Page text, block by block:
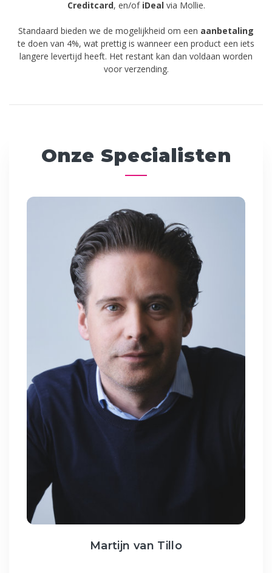
Creditcard, en/of iDeal via Mollie.
Standaard bieden we de mogelijkheid om een aanbetaling
te doen van 4%, wat prettig is wanneer een product een iets
langere levertijd heeft. Het restant kan dan voldaan worden
voor verzending.
Onze Specialisten
Martijn van Tillo